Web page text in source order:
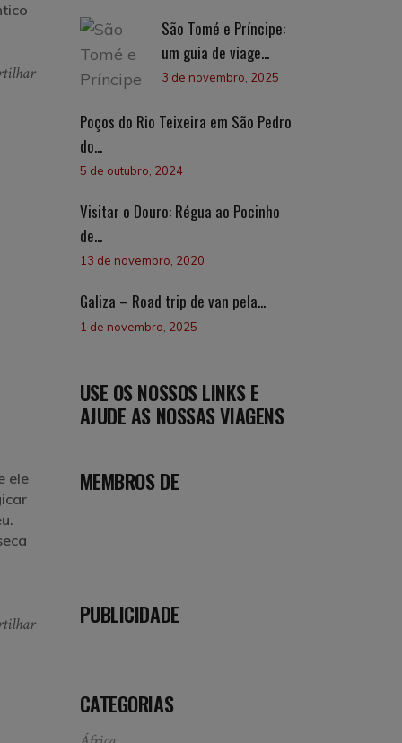
ele
São Tomé e Príncipe:
um guia de viage...
3 de novembro, 2025
Poços do Rio Teixeira em São Pedro
do...
5 de outubro, 2024
Visitar o Douro: Régua ao Pocinho
de...
13 de novembro, 2020
Galiza – Road trip de van pela...
1 de novembro, 2025
USE OS NOSSOS LINKS E
AJUDE AS NOSSAS VIAGENS
MEMBROS DE
PUBLICIDADE
CATEGORIAS